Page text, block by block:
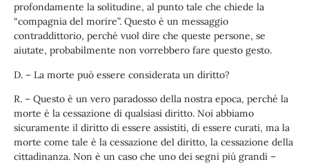
profondamente la solitudine, al punto tale che chiede la
“compagnia del morire”. Questo è un messaggio
contraddittorio, perché vuol dire che queste persone, se
aiutate, probabilmente non vorrebbero fare questo gesto.
D. – La morte può essere considerata un diritto?
R. – Questo è un vero paradosso della nostra epoca, perché la
morte è la cessazione di qualsiasi diritto. Noi abbiamo
sicuramente il diritto di essere assistiti, di essere curati, ma la
morte come tale è la cessazione del diritto, la cessazione della
cittadinanza. Non è un caso che uno dei segni più grandi –